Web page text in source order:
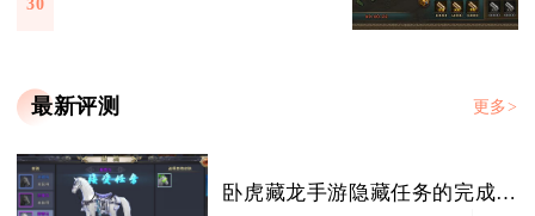
最新评测 更多>
卧虎藏龙手游隐藏任务的完成条件是什么